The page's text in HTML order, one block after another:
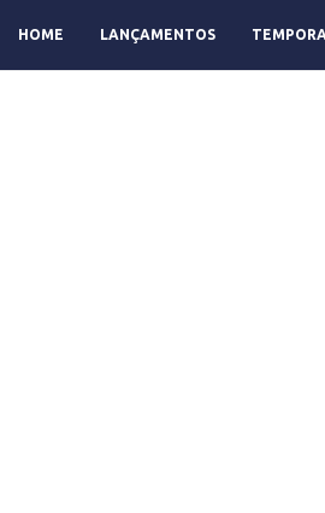
HOME LANÇAMENTOS